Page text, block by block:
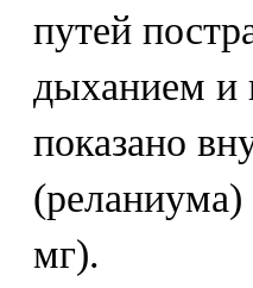
путей
дыханием и
показано
мг).